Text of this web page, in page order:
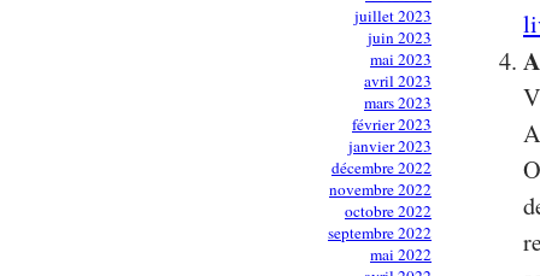
juillet 2023
juin 2023
mai 2023
avril 2023
mars 2023
février 2023
janvier 2023
décembre 2022
novembre 2022
octobre 2022
septembre 2022
mai 2022